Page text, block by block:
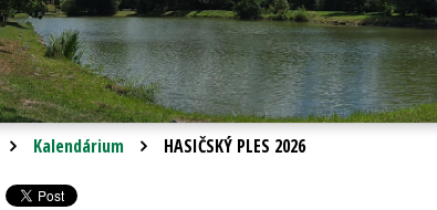
Kalendárium HASIČSKÝ PLES 2026